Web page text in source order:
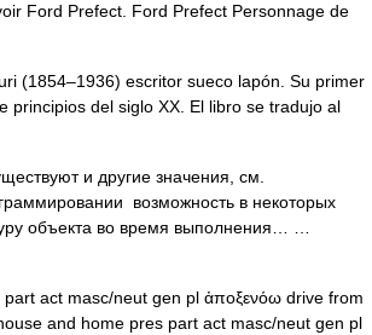
Ford Prefect. Ford Prefect Personnage de
(1854–1936) escritor sueco lapón. Su primer
principios del siglo XX. El libro se tradujo al
и другие значения, см.
возможность в некоторых
объекта во время выполнения… …
act masc/neut gen pl ἀποξενόω drive from
and home pres part act masc/neut gen pl